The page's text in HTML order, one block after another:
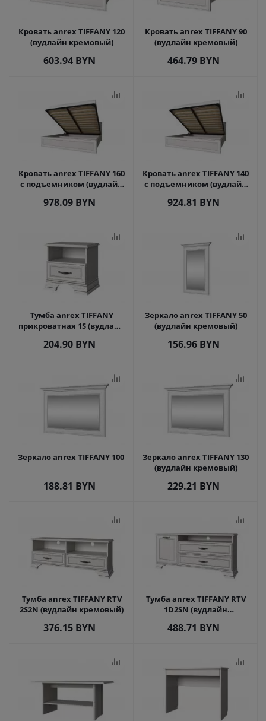
Кровать anrex TIFFANY 120
(вудлайн кремовый)
603.94 BYN
Кровать anrex TIFFANY 90
(вудлайн кремовый)
464.79 BYN
Кровать anrex TIFFANY 160
с подъемником (вудлайн
978.09 BYN
Кровать anrex TIFFANY 140
с подъемником (вудлайн
924.81 BYN
Тумба anrex TIFFANY
прикроватная 1S (вудлайн
204.90 BYN
Зеркало anrex TIFFANY 50
(вудлайн кремовый)
156.96 BYN
Зеркало anrex TIFFANY 100
188.81 BYN
Зеркало anrex TIFFANY 130
(вудлайн кремовый)
229.21 BYN
Тумба anrex TIFFANY RTV
2S2N (вудлайн кремовый)
376.15 BYN
Тумба anrex TIFFANY RTV
1D2SN (вудлайн
488.71 BYN